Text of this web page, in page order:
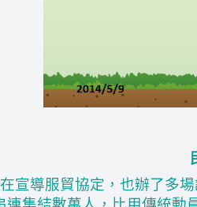
宣導服貿協定，也辦了多